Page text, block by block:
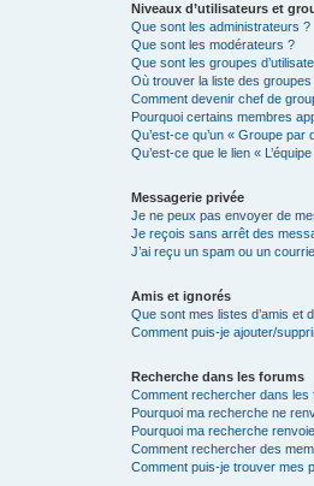
Niveaux d’utilisateurs et
Que sont les administrateurs ?
Que sont les modérateurs ?
Que sont les groupes
Où trouver la liste des
Comment devenir chef de
Pourquoi certains membres
Qu’est-ce qu’un « Groupe par
Qu’est-ce que le lien «
Messagerie privée
Je ne peux pas envoyer de
Je reçois sans arrêt des
J’ai reçu un spam ou un
Amis et ignorés
Que sont mes listes d’amis et
Comment puis-je ajouter/
Recherche dans les forums
Comment rechercher dans les
Pourquoi ma recherche ne
Pourquoi ma recherche
Comment rechercher des
Comment puis-je trouver mes